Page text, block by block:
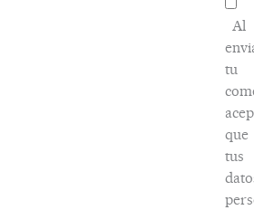
Al
tu
que
tus